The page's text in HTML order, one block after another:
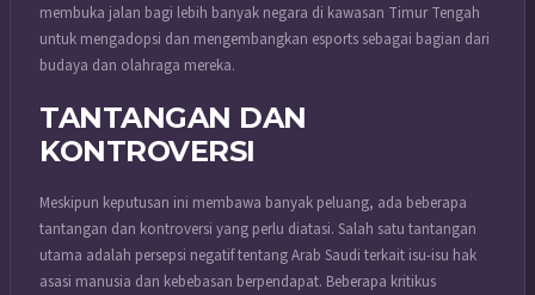
membuka jalan bagi lebih banyak negara di kawasan Timur Tengah
untuk mengadopsi dan mengembangkan esports sebagai bagian dari
budaya dan olahraga mereka.
TANTANGAN DAN
KONTROVERSI
Meskipun keputusan ini membawa banyak peluang, ada beberapa
tantangan dan kontroversi yang perlu diatasi. Salah satu tantangan
utama adalah persepsi negatif tentang Arab Saudi terkait isu-isu hak
asasi manusia dan kebebasan berpendapat. Beberapa kritikus